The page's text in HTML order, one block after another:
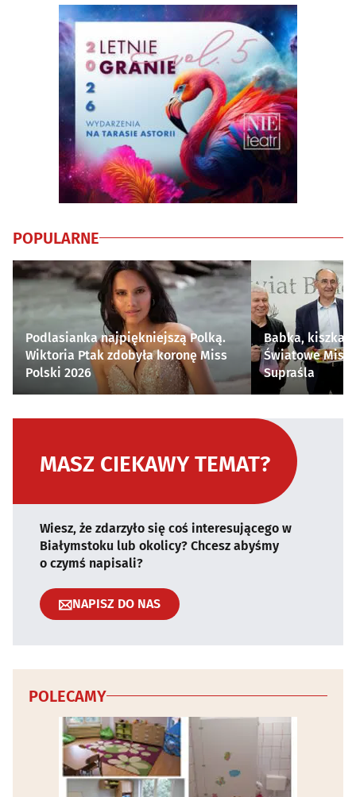
POPULARNE
Podlasianka najpiękniejszą Polką.
Wiktoria Ptak zdobyła koronę Miss
Polski 2026
Babka, kiszka i
Światowe
Supraśla
MASZ CIEKAWY TEMAT?
Wiesz, że zdarzyło się coś interesującego w
Białymstoku lub okolicy? Chcesz abyśmy
o czymś napisali?
NAPISZ DO NAS
POLECAMY